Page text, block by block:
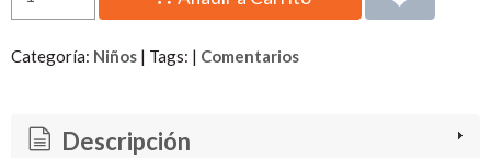
Categoría: Niños | Tags: | Comentarios
Descripción